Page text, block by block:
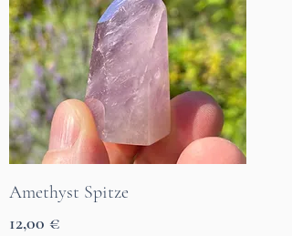
Amethyst Spitze
Preis
12,00 €